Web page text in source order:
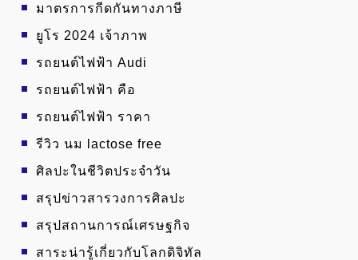
มาตรการกีดกันทางภาษี
ยูโร 2024 เจ้าภาพ
รถยนต์ไฟฟ้า Audi
รถยนต์ไฟฟ้า คือ
รถยนต์ไฟฟ้า ราคา
รีวิว นม lactose free
ศิลปะในชีวิตประจำวัน
สรุปข่าวสารวงการศิลปะ
สรุปสถานการณ์เศรษฐกิจ
สาระน่ารู้เกี่ยวกับโลกดิจิทัล